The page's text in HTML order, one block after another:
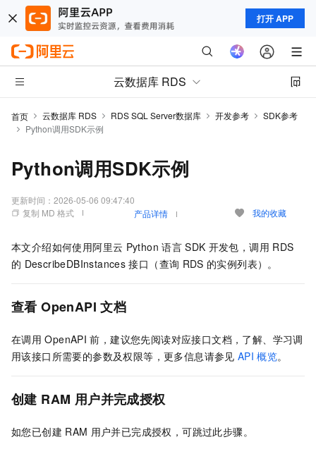
打开 APP
云数据库 RDS
首页 云数据库 RDS RDS SQL Server数据库 开发参考
SDK参考
Python调用SDK示例
Python调用SDK示例
更新时间： 2026-05-06 09:47:40
复制 MD 格式
产品详情 我的收藏
本文介绍如何使用阿里云 Python 语言 SDK 开发包，调用 RDS
的 DescribeDBInstances 接口（查询 RDS 的实例列表）。
查看 OpenAPI 文档
在调用 OpenAPI 前，建议您先阅读对应接口文档，了解、学习调
用该接口所需要的参数及权限等，更多信息请参见 API 概览。
创建 RAM 用户并完成授权
如您已创建 RAM 用户并已完成授权，可跳过此步骤。